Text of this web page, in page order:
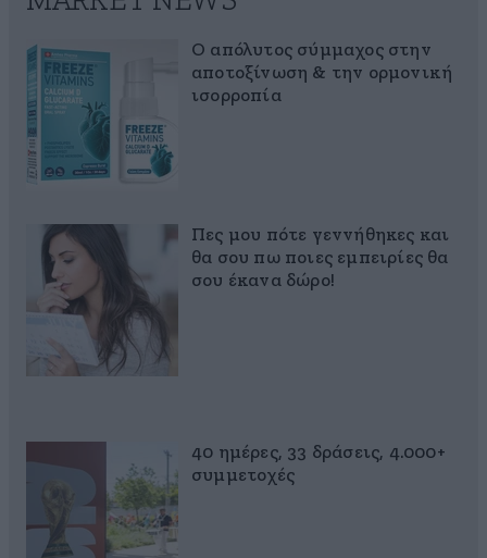
Ο απόλυτος σύμμαχος στην
αποτοξίνωση & την ορμονική
ισορροπία
Πες μου πότε γεννήθηκες και
θα σου πω ποιες εμπειρίες θα
σου έκανα δώρο!
40 ημέρες, 33 δράσεις, 4.000+
συμμετοχές